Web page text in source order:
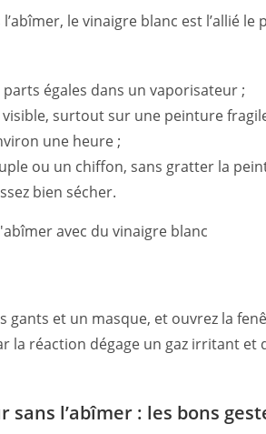
le vinaigre blanc est l’allié
parts égales dans un vaporisateur ;
surtout sur une peinture
une heure ;
ou un chiffon, sans gratter la
bien sécher.
gants et un masque, et ouvrez la
la réaction dégage un gaz irritant
l’abîmer : les bons